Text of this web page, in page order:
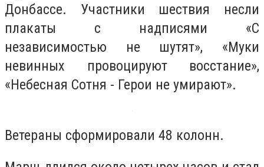
Донбассе. Участники шествия несли
плакаты с надписями «С
независимостью не шутят», «Муки
невинных провоцируют восстание»,
«Небесная Сотня - Герои не умирают».
Ветераны сформировали 48 колонн.